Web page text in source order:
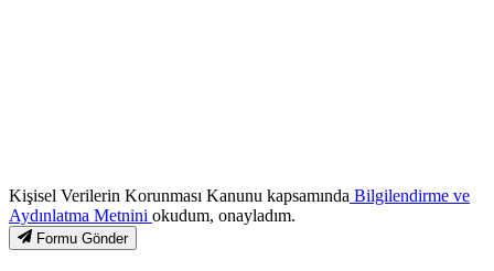
Kişisel Verilerin Korunması Kanunu kapsamında Bilgilendirme ve
Aydınlatma Metnini okudum, onayladım.
Formu Gönder